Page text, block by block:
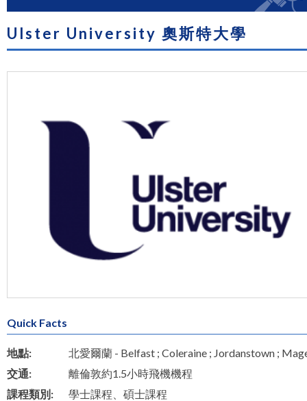
Ulster University 奧斯特大學
Quick Facts
地點:
北愛爾蘭 - Belfast ; Coleraine ; Jordanstown ;
交通:
離倫敦約1.5小時飛機機程
課程類別:
學士課程、碩士課程